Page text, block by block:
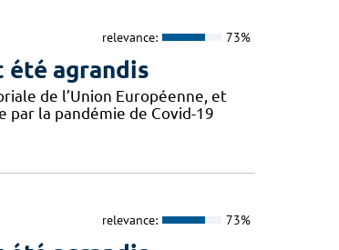
relevance: 73%
été agrandis
de l’Union Européenne, et
la pandémie de Covid-19
relevance: 73%